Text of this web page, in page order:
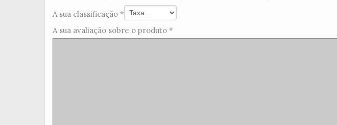
A sua classificação *
A sua avaliação sobre o produto *